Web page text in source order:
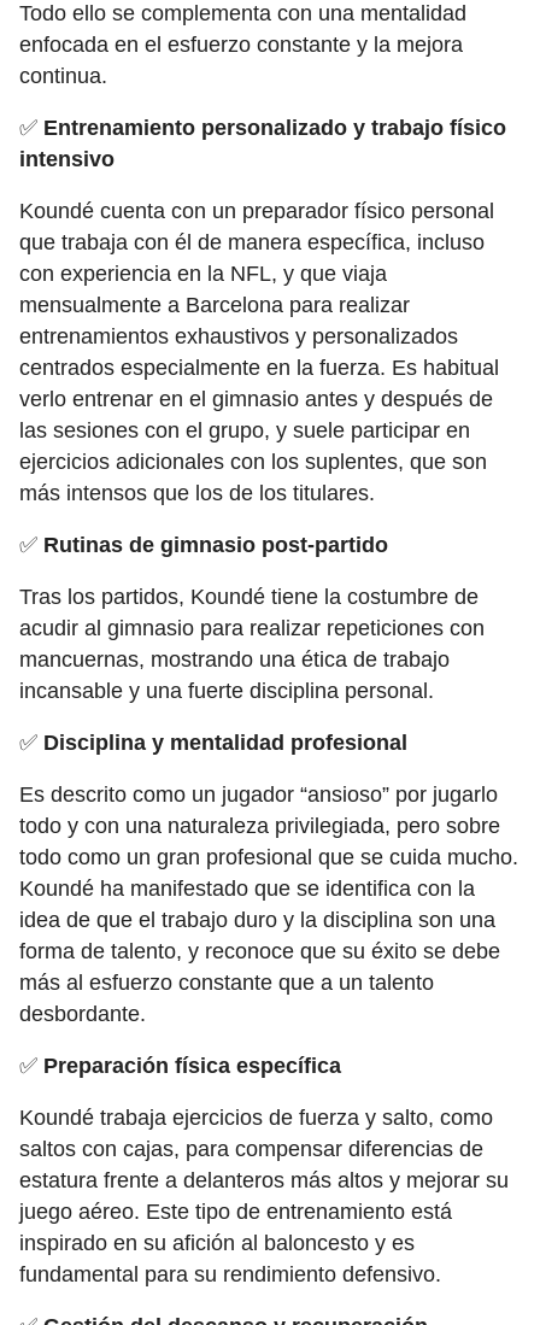
Todo ello se complementa con una mentalidad
enfocada en el esfuerzo constante y la mejora
continua.
✅ Entrenamiento personalizado y trabajo físico
intensivo
Koundé cuenta con un preparador físico personal
que trabaja con él de manera específica, incluso
con experiencia en la NFL, y que viaja
mensualmente a Barcelona para realizar
entrenamientos exhaustivos y personalizados
centrados especialmente en la fuerza. Es habitual
verlo entrenar en el gimnasio antes y después de
las sesiones con el grupo, y suele participar en
ejercicios adicionales con los suplentes, que son
más intensos que los de los titulares.
✅ Rutinas de gimnasio post-partido
Tras los partidos, Koundé tiene la costumbre de
acudir al gimnasio para realizar repeticiones con
mancuernas, mostrando una ética de trabajo
incansable y una fuerte disciplina personal.
✅ Disciplina y mentalidad profesional
Es descrito como un jugador “ansioso” por jugarlo
todo y con una naturaleza privilegiada, pero sobre
todo como un gran profesional que se cuida mucho.
Koundé ha manifestado que se identifica con la
idea de que el trabajo duro y la disciplina son una
forma de talento, y reconoce que su éxito se debe
más al esfuerzo constante que a un talento
desbordante.
✅ Preparación física específica
Koundé trabaja ejercicios de fuerza y salto, como
saltos con cajas, para compensar diferencias de
estatura frente a delanteros más altos y mejorar su
juego aéreo. Este tipo de entrenamiento está
inspirado en su afición al baloncesto y es
fundamental para su rendimiento defensivo.